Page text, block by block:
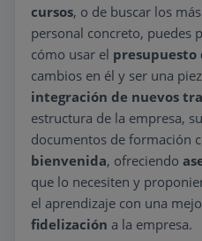
cursos, o de buscar los
personal concreto, puedes
cómo usar el presupuesto
cambios en él y ser una
integración de nuevos
estructura de la empresa,
documentos de formación
bienvenida, ofreciendo
que lo necesiten y
el aprendizaje con una
fidelización a la empresa.